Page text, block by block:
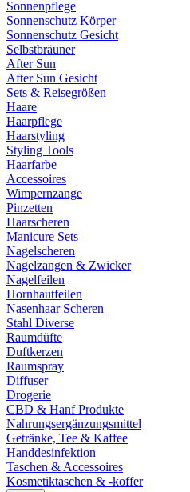
Sonnenpflege
Sonnenschutz Körper
Sonnenschutz Gesicht
Selbstbräuner
After Sun
After Sun Gesicht
Sets & Reisegrößen
Haare
Haarpflege
Haarstyling
Styling Tools
Haarfarbe
Accessoires
Wimpernzange
Pinzetten
Haarscheren
Manicure Sets
Nagelscheren
Nagelzangen & Zwicker
Nagelfeilen
Hornhautfeilen
Nasenhaar Scheren
Stahl Diverse
Raumdüfte
Duftkerzen
Raumspray
Diffuser
Drogerie
CBD & Hanf Produkte
Nahrungsergänzungsmittel
Getränke, Tee & Kaffee
Handdesinfektion
Taschen & Accessoires
Kosmetiktaschen & -koffer